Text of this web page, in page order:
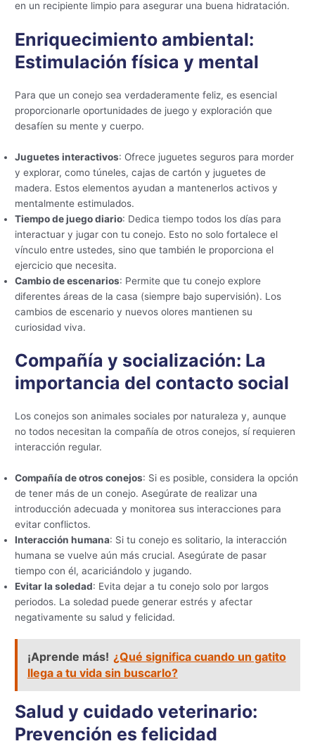
en un recipiente limpio para asegurar una buena hidratación.
Enriquecimiento ambiental:
Estimulación física y mental
Para que un conejo sea verdaderamente feliz, es esencial
proporcionarle oportunidades de juego y exploración que
desafíen su mente y cuerpo.
Juguetes interactivos: Ofrece juguetes seguros para morder
y explorar, como túneles, cajas de cartón y juguetes de
madera. Estos elementos ayudan a mantenerlos activos y
mentalmente estimulados.
Tiempo de juego diario: Dedica tiempo todos los días para
interactuar y jugar con tu conejo. Esto no solo fortalece el
vínculo entre ustedes, sino que también le proporciona el
ejercicio que necesita.
Cambio de escenarios: Permite que tu conejo explore
diferentes áreas de la casa (siempre bajo supervisión). Los
cambios de escenario y nuevos olores mantienen su
curiosidad viva.
Compañía y socialización: La
importancia del contacto social
Los conejos son animales sociales por naturaleza y, aunque
no todos necesitan la compañía de otros conejos, sí requieren
interacción regular.
Compañía de otros conejos: Si es posible, considera la opción
de tener más de un conejo. Asegúrate de realizar una
introducción adecuada y monitorea sus interacciones para
evitar conflictos.
Interacción humana: Si tu conejo es solitario, la interacción
humana se vuelve aún más crucial. Asegúrate de pasar
tiempo con él, acariciándolo y jugando.
Evitar la soledad: Evita dejar a tu conejo solo por largos
periodos. La soledad puede generar estrés y afectar
negativamente su salud y felicidad.
¡Aprende más! ¿Qué significa cuando un gatito
llega a tu vida sin buscarlo?
Salud y cuidado veterinario:
Prevención es felicidad